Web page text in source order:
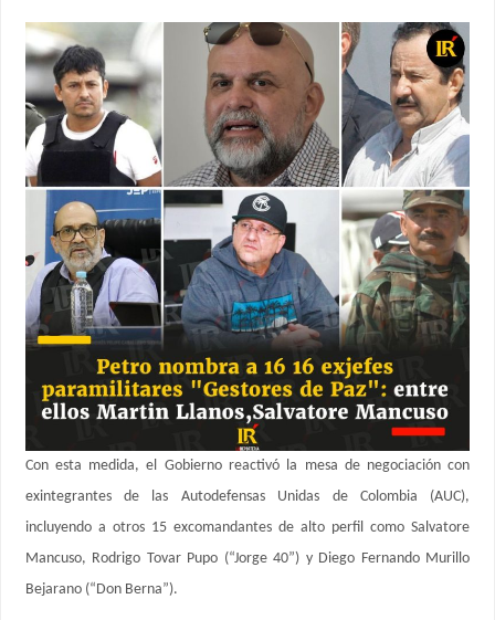
Con esta medida, el Gobierno reactivó la mesa de negociación con
exintegrantes de las Autodefensas Unidas de Colombia (AUC),
incluyendo a otros 15 excomandantes de alto perfil como Salvatore
Mancuso, Rodrigo Tovar Pupo (“Jorge 40”) y Diego Fernando Murillo
Bejarano (“Don Berna”).